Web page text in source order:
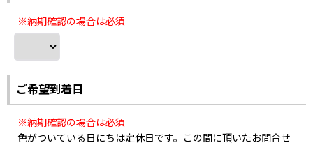
※納期確認の場合は必須
ご希望到着日
※納期確認の場合は必須
色がついている日にちは定休日です。この間に頂いたお問合せ